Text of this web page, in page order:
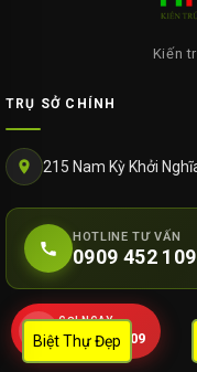
Biệt Thự Đẹp
Kiến
TRỤ SỞ CHÍNH
215 Nam Kỳ Khởi
HOTLINE TƯ VẤN
0909 452 109
GỌI NGAY
0909 452 109